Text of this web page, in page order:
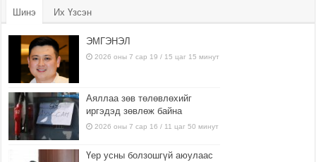
Шинэ Их Үзсэн
ЭМГЭНЭЛ
2026 оны 7 сар 19 / 15 цаг 15 минут
Аяллаа зөв төлөвлөхийг
иргэдэд зөвлөж байна
2026 оны 7 сар 16 / 11 цаг 50 минут
Үер усны болзошгүй аюулаас